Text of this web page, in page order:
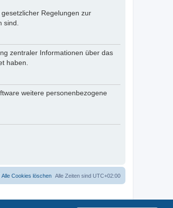
Regelungen zur
zentraler Informationen über das
haben.
weitere personenbezogene
Alle Zeiten sind UTC+02:00
Alle Cookies löschen